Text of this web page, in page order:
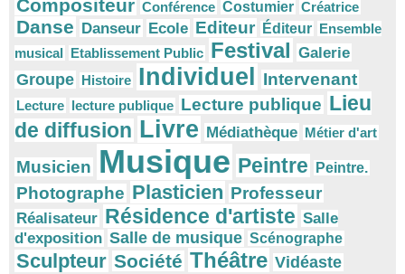
Compositeur Conférence Costumier Créatrice
Danse Danseur Ecole Editeur Éditeur Ensemble
musical Etablissement Public Festival Galerie
Groupe Histoire Individuel Intervenant
Lecture lecture publique Lecture publique Lieu
de diffusion Livre Médiathèque Métier d'art
Musicien Musique Peintre Peintre.
Photographe Plasticien Professeur
Réalisateur Résidence d'artiste Salle
d'exposition Salle de musique Scénographe
Sculpteur Société Théâtre Vidéaste